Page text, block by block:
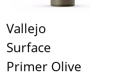
Vallejo
Surface
Primer Olive